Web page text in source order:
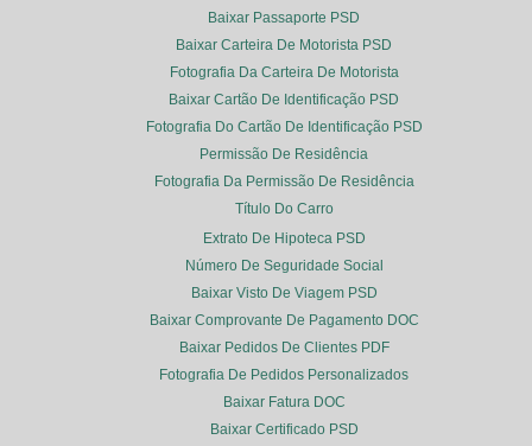
Baixar Passaporte PSD
Baixar Carteira De Motorista PSD
Fotografia Da Carteira De Motorista
Baixar Cartão De Identificação PSD
Fotografia Do Cartão De Identificação PSD
Permissão De Residência
Fotografia Da Permissão De Residência
Título Do Carro
Extrato De Hipoteca PSD
Número De Seguridade Social
Baixar Visto De Viagem PSD
Baixar Comprovante De Pagamento DOC
Baixar Pedidos De Clientes PDF
Fotografia De Pedidos Personalizados
Baixar Fatura DOC
Baixar Certificado PSD